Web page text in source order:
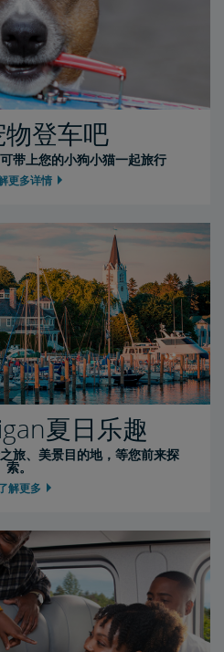
登车吧
带上您的小狗小猫一起旅行
更多详情
夏日乐趣
旅、美景目的地，等您前来探
索。
解更多